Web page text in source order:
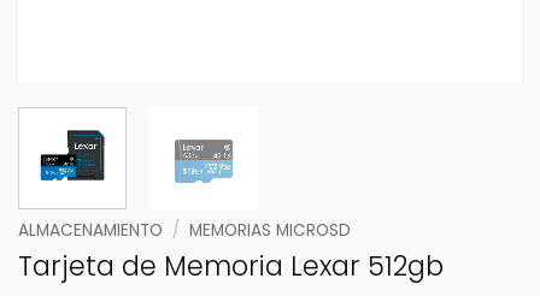
ALMACENAMIENTO / MEMORIAS MICROSD
Tarjeta de Memoria Lexar 512gb